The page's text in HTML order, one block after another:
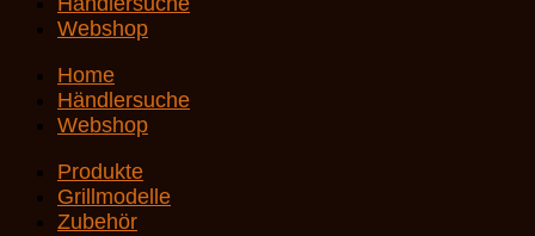
Webshop
Home
Händlersuche
Webshop
Produkte
Grillmodelle
Zubehör